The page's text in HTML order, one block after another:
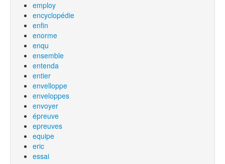
employ
encyclopédie
enfin
enorme
enqu
ensemble
entenda
entier
envelloppe
enveloppes
envoyer
épreuve
epreuves
equipe
eric
essai